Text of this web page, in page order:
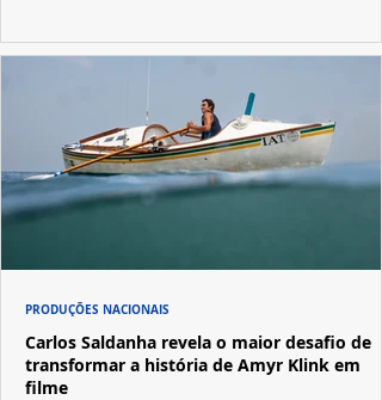
Carlos Saldanha revela o maior desafio de
transformar a história de Amyr Klink em
filme
PRODUÇÕES NACIONAIS